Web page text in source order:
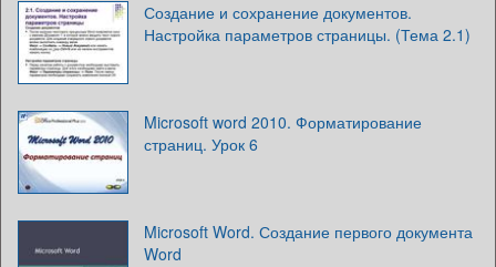
Создание и сохранение документов.
Настройка параметров страницы. (Тема 2.1)
Microsoft word 2010. Форматирование
страниц. Урок 6
Microsoft Word. Создание первого документа
Word